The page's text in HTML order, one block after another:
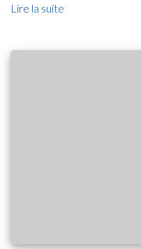
Lire la suite